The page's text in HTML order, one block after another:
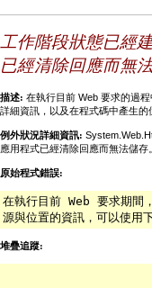
工作階段狀態已經
已經清除回應而無法
描述: 在執行目前 Web 要求的過
詳細資訊，以及在程式碼中產生的
例外狀況詳細資訊:
應用程式已經清除回應而無法儲存。
原始程式錯誤:
在執行目前 Web 要求期間
源與位置的資訊，可以使用
堆疊追蹤: